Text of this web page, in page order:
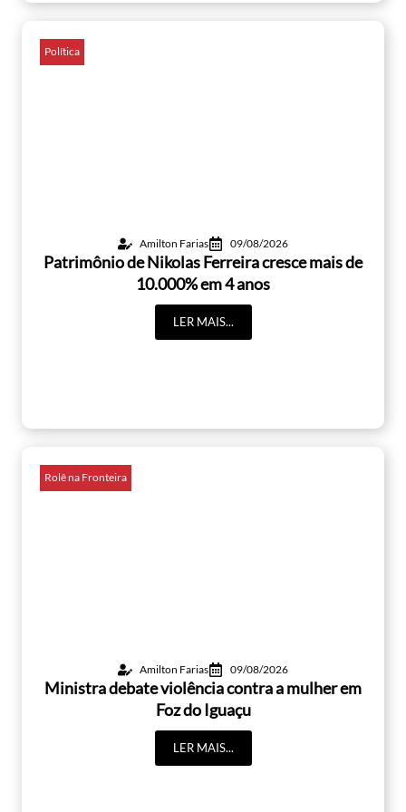
Política
Amilton Farias 09/08/2026
Patrimônio de Nikolas Ferreira cresce mais de
10.000% em 4 anos
LER MAIS...
Rolê na Fronteira
Amilton Farias 09/08/2026
Ministra debate violência contra a mulher em
Foz do Iguaçu
LER MAIS...